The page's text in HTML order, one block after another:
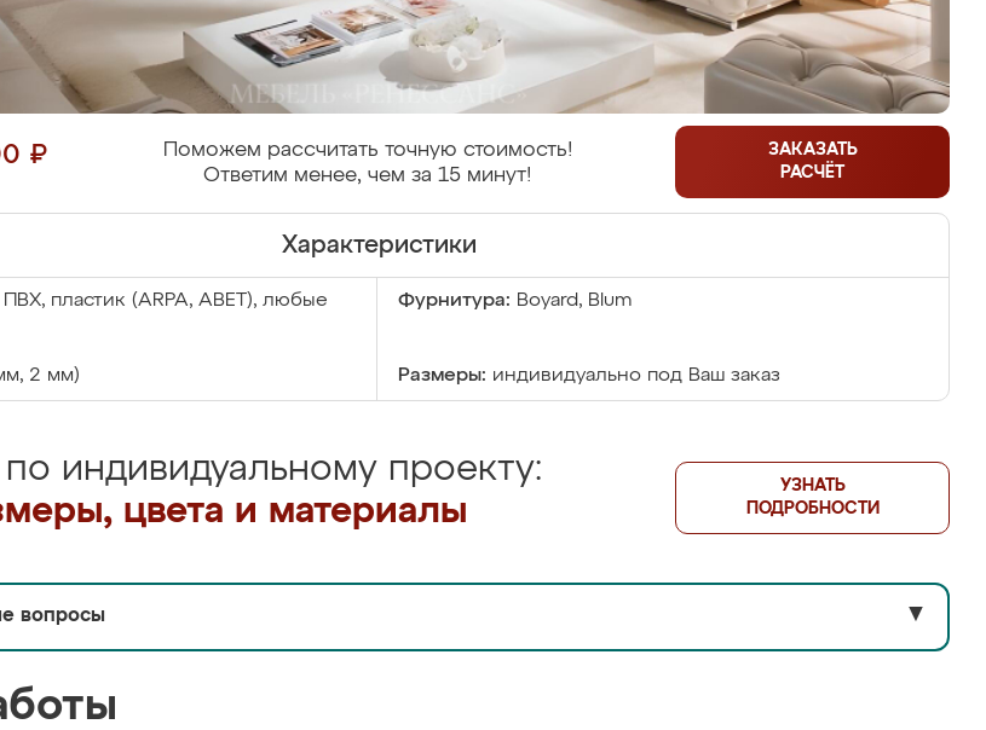
₽
Поможем рассчитать точную стоимость!
Ответим менее, чем за 15 минут!
ЗАКАЗАТЬ
РАСЧЁТ
Характеристики
пластик (ARPA, ABET), любые
Фурнитура: Boyard, Blum
2 мм) Размеры: индивидуально под Ваш заказ
индивидуальному проекту:
цвета и материалы
УЗНАТЬ
ПОДРОБНОСТИ
вопросы ▼